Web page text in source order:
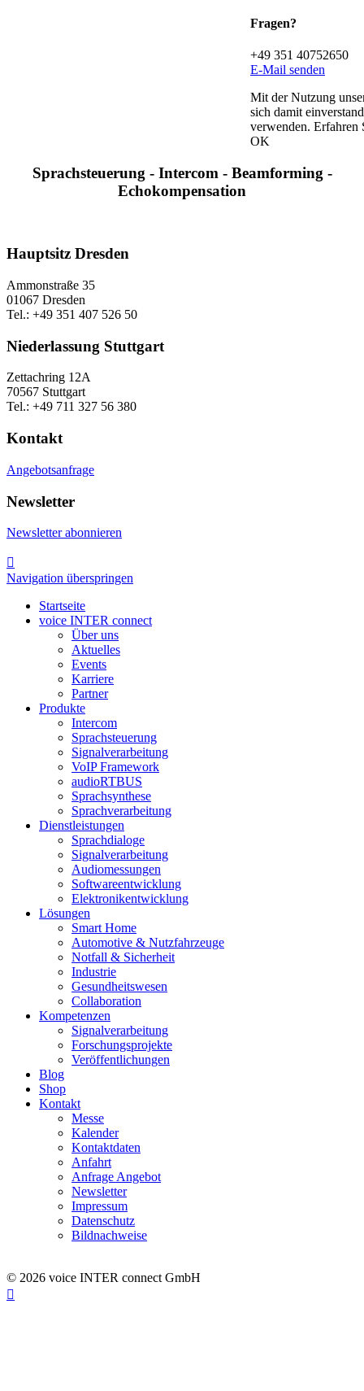
Fragen?
+49 351 40752650
E-Mail senden
Mit der Nutzung
sich damit
verwenden. Erfahren
OK
Sprachsteuerung - Intercom - Beamforming -
Echokompensation
Hauptsitz Dresden
Ammonstraße 35
01067 Dresden
Tel.: +49 351 407 526 50
Niederlassung Stuttgart
Zettachring 12A
70567 Stuttgart
Tel.: +49 711 327 56 380
Kontakt
Angebotsanfrage
Newsletter
Newsletter abonnieren

Navigation überspringen
Startseite
voice INTER connect
Über uns
Aktuelles
Events
Karriere
Partner
Produkte
Intercom
Sprachsteuerung
Signalverarbeitung
VoIP Framework
audioRTBUS
Sprachsynthese
Sprachverarbeitung
Dienstleistungen
Sprachdialoge
Signalverarbeitung
Audiomessungen
Softwareentwicklung
Elektronikentwicklung
Lösungen
Smart Home
Automotive & Nutzfahrzeuge
Notfall & Sicherheit
Industrie
Gesundheitswesen
Collaboration
Kompetenzen
Signalverarbeitung
Forschungsprojekte
Veröffentlichungen
Blog
Shop
Kontakt
Messe
Kalender
Kontaktdaten
Anfahrt
Anfrage Angebot
Newsletter
Impressum
Datenschutz
Bildnachweise
© 2026 voice INTER connect GmbH
